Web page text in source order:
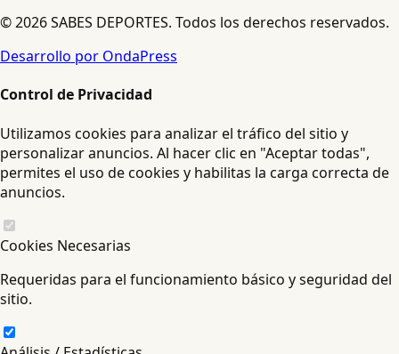
© 2026 SABES DEPORTES. Todos los derechos reservados.
Desarrollo por OndaPress
Control de Privacidad
Utilizamos cookies para analizar el tráfico del sitio y
personalizar anuncios. Al hacer clic en "Aceptar todas",
permites el uso de cookies y habilitas la carga correcta de
anuncios.
Cookies Necesarias
Requeridas para el funcionamiento básico y seguridad del
sitio.